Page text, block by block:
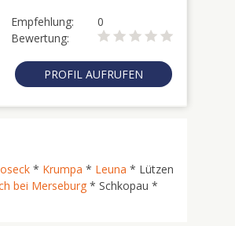
Empfehlung:
0
Bewertung:
PROFIL AUFRUFEN
* Krumpa * Leuna * Lützen
bei Merseburg * Schkopau *